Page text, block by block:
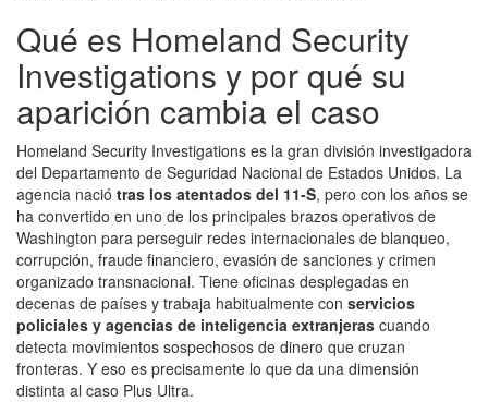
Qué es Homeland Security
Investigations y por qué su
aparición cambia el caso
Homeland Security Investigations es la gran división investigadora
del Departamento de Seguridad Nacional de Estados Unidos. La
agencia nació tras los atentados del 11-S, pero con los años se
ha convertido en uno de los principales brazos operativos de
Washington para perseguir redes internacionales de blanqueo,
corrupción, fraude financiero, evasión de sanciones y crimen
organizado transnacional. Tiene oficinas desplegadas en
decenas de países y trabaja habitualmente con servicios
policiales y agencias de inteligencia extranjeras cuando
detecta movimientos sospechosos de dinero que cruzan
fronteras. Y eso es precisamente lo que da una dimensión
distinta al caso Plus Ultra.